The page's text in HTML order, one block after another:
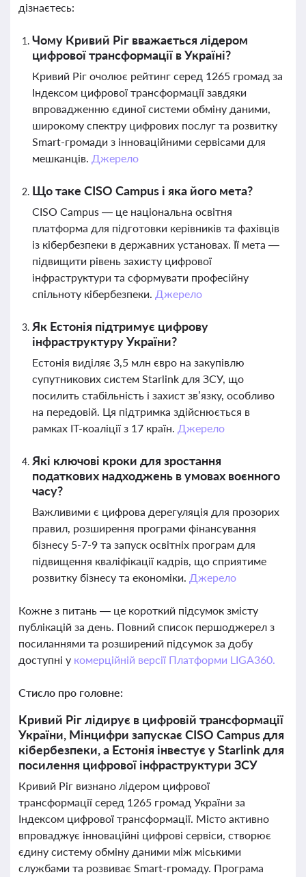
дізнаєтесь:
Чому Кривий Ріг вважається лідером
цифрової трансформації в Україні?
Кривий Ріг очолює рейтинг серед 1265 громад за
Індексом цифрової трансформації завдяки
впровадженню єдиної системи обміну даними,
широкому спектру цифрових послуг та розвитку
Smart-громади з інноваційними сервісами для
мешканців. Джерело
Що таке CISO Campus і яка його мета?
CISO Campus — це національна освітня
платформа для підготовки керівників та фахівців
із кібербезпеки в державних установах. Її мета —
підвищити рівень захисту цифрової
інфраструктури та сформувати професійну
спільноту кібербезпеки. Джерело
Як Естонія підтримує цифрову
інфраструктуру України?
Естонія виділяє 3,5 млн євро на закупівлю
супутникових систем Starlink для ЗСУ, що
посилить стабільність і захист зв’язку, особливо
на передовій. Ця підтримка здійснюється в
рамках ІТ-коаліції з 17 країн. Джерело
Які ключові кроки для зростання
податкових надходжень в умовах воєнного
часу?
Важливими є цифрова дерегуляція для прозорих
правил, розширення програми фінансування
бізнесу 5-7-9 та запуск освітніх програм для
підвищення кваліфікації кадрів, що сприятиме
розвитку бізнесу та економіки. Джерело
Кожне з питань — це короткий підсумок змісту
публікацій за день. Повний список першоджерел з
посиланнями та розширений підсумок за добу
доступні у комерційній версії Платформи LIGA360.
Стисло про головне:
Кривий Ріг лідирує в цифровій трансформації
України, Мінцифри запускає CISO Campus для
кібербезпеки, а Естонія інвестує у Starlink для
посилення цифрової інфраструктури ЗСУ
Кривий Ріг визнано лідером цифрової
трансформації серед 1265 громад України за
Індексом цифрової трансформації. Місто активно
впроваджує інноваційні цифрові сервіси, створює
єдину систему обміну даними між міськими
службами та розвиває Smart-громаду. Програма